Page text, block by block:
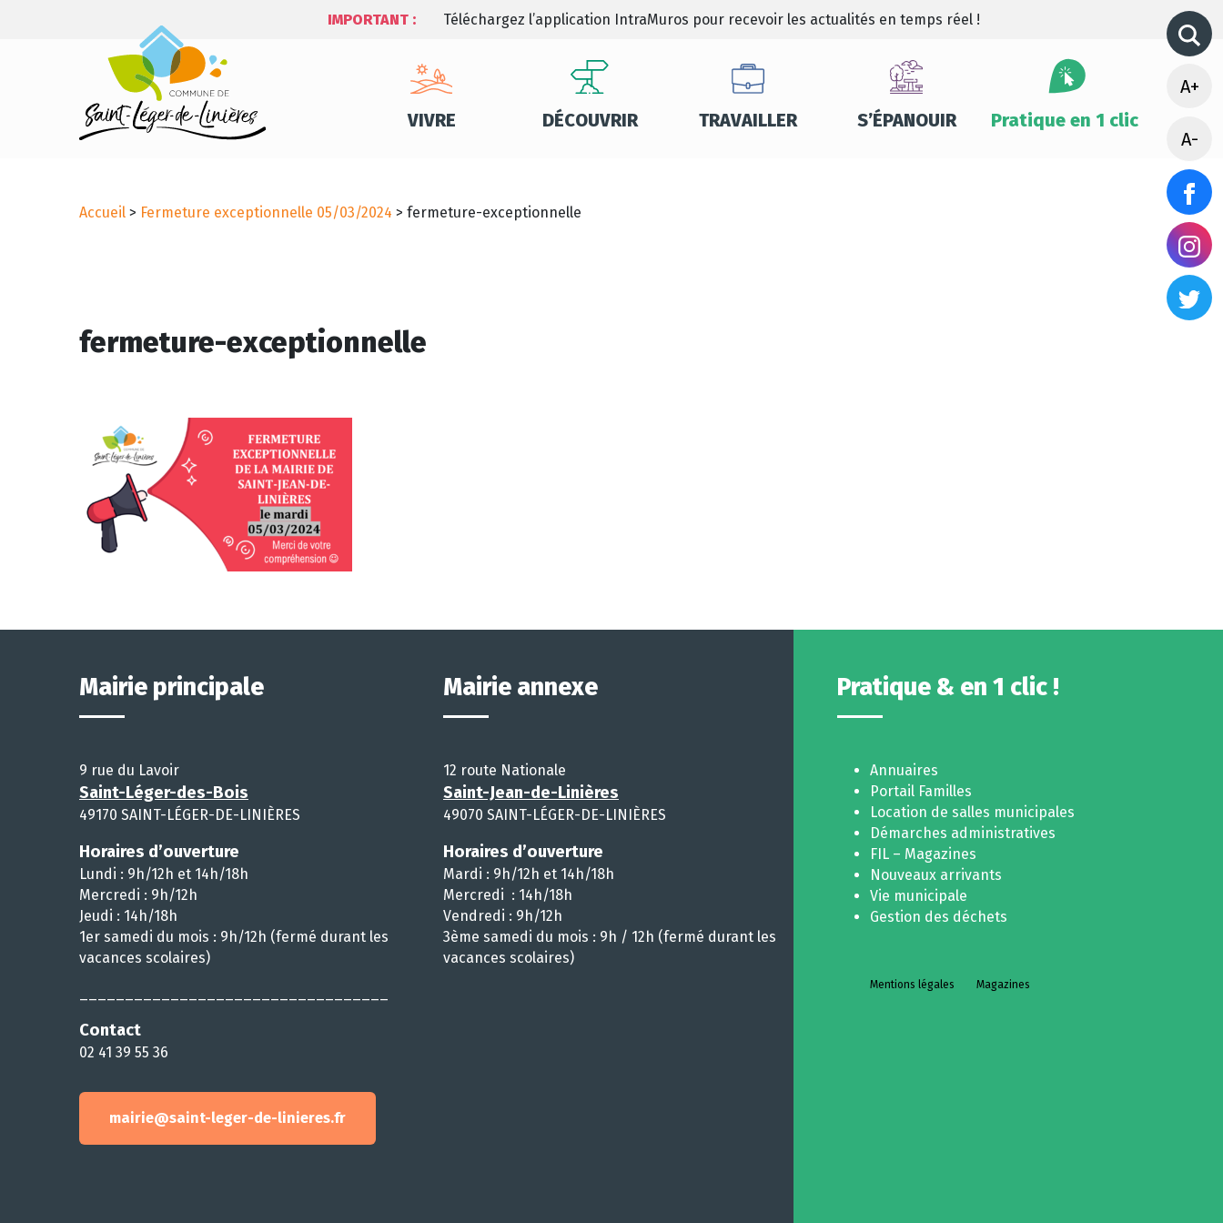
IMPORTANT : Téléchargez l’application IntraMuros pour recevoir les actualités en temps réel !
VIVRE DÉCOUVRIR TRAVAILLER S’ÉPANOUIR Pratique en 1 clic
A+
A-
Accueil > Fermeture exceptionnelle 05/03/2024 > fermeture-exceptionnelle
fermeture-exceptionnelle
Mairie principale
9 rue du Lavoir
Saint-Léger-des-Bois
49170 SAINT-LÉGER-DE-LINIÈRES
Horaires d’ouverture
Lundi : 9h/12h et 14h/18h
Mercredi : 9h/12h
Jeudi : 14h/18h
1er samedi du mois : 9h/12h (fermé durant les
vacances scolaires)
Contact
02 41 39 55 36
mairie@saint-leger-de-linieres.fr
Mairie annexe
12 route Nationale
Saint-Jean-de-Linières
49070 SAINT-LÉGER-DE-LINIÈRES
Horaires d’ouverture
Mardi : 9h/12h et 14h/18h
Mercredi : 14h/18h
Vendredi : 9h/12h
3ème samedi du mois : 9h / 12h (fermé durant les
vacances scolaires)
Pratique & en 1 clic !
Annuaires
Portail Familles
Location de salles municipales
Démarches administratives
FIL – Magazines
Nouveaux arrivants
Vie municipale
Gestion des déchets
Mentions légales Magazines